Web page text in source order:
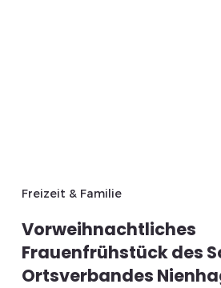
Freizeit & Familie
Vorweihnachtliches
Frauenfrühstück des
Ortsverbandes